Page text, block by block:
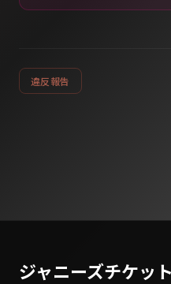
違反報告
ジャニーズチケッ